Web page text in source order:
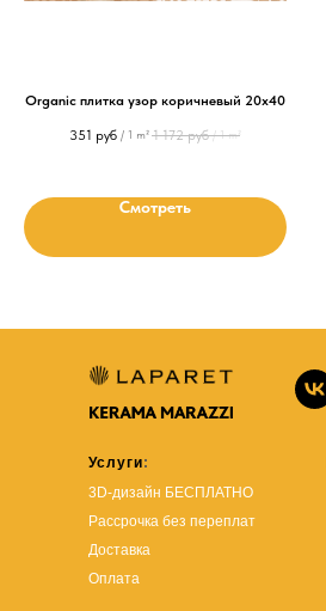
Organic плитка узор коричневый 20х40
351 руб / 1 m² 1 172 руб / 1 m²
Смотреть
Услуги:
3D-дизайн БЕСПЛАТНО
Рассрочка без переплат
Доставка
Оплата